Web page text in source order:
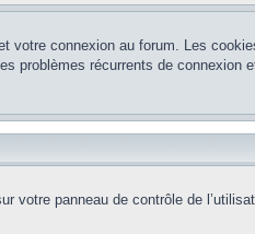
votre connexion au forum. Les
problèmes récurrents de connexion
votre panneau de contrôle de